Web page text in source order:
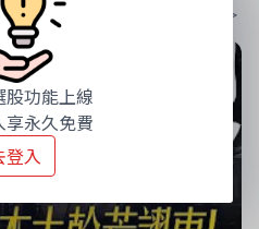
更多影音 >
股功能上線
享永久免費
登入